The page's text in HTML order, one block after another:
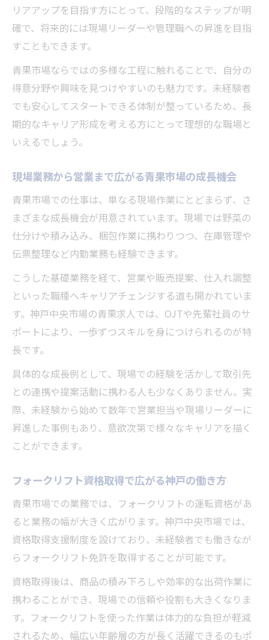
リアアップを目指す方にとって、段階的なステップが明
確で、将来的には現場リーダーや管理職への昇進を目指
すこともできます。
青果市場ならではの多様な工程に触れることで、自分の
得意分野や興味を見つけやすいのも魅力です。未経験者
でも安心してスタートできる体制が整っているため、長
期的なキャリア形成を考える方にとって理想的な職場と
いえるでしょう。
現場業務から営業まで広がる青果市場の成長機会
青果市場での仕事は、単なる現場作業にとどまらず、さ
まざまな成長機会が用意されています。現場では野菜の
仕分けや積み込み、梱包作業に携わりつつ、在庫管理や
伝票整理など内勤業務も経験できます。
こうした基礎業務を経て、営業や販売提案、仕入れ調整
といった職種へキャリアチェンジする道も開かれていま
す。神戸中央市場の青果求人では、OJTや先輩社員のサ
ポートにより、一歩ずつスキルを身につけられるのが特
長です。
具体的な成長例として、現場での経験を活かして取引先
との連携や提案活動に携わる人も少なくありません。実
際、未経験から始めて数年で営業担当や現場リーダーに
昇進した事例もあり、意欲次第で様々なキャリアを描く
ことができます。
フォークリフト資格取得で広がる神戸の働き方
青果市場での業務では、フォークリフトの運転資格があ
ると業務の幅が大きく広がります。神戸中央市場では、
資格取得支援制度を設けており、未経験者でも働きなが
らフォークリフト免許を取得することが可能です。
資格取得後は、商品の積み下ろしや効率的な出荷作業に
携わることができ、現場での信頼や役割も大きくなりま
す。フォークリフトを使った作業は体力的な負担が軽減
されるため、幅広い年齢層の方が長く活躍できるのもポ